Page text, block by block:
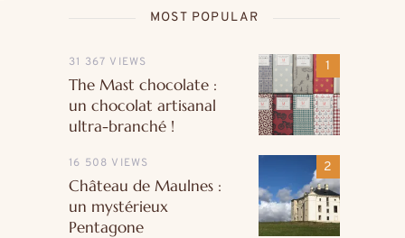
MOST POPULAR
31 367 VIEWS
The Mast chocolate :
un chocolat artisanal
ultra-branché !
16 508 VIEWS
Château de Maulnes :
un mystérieux
Pentagone